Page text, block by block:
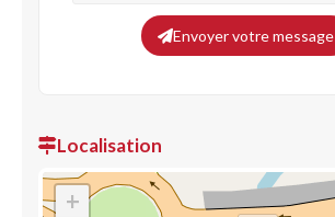
Envoyer votre message
Localisation
+